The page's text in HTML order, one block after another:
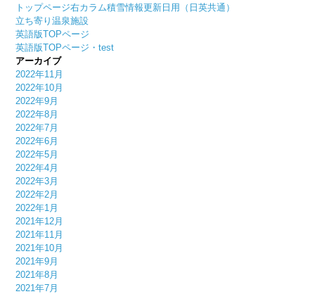
トップページ右カラム積雪情報更新日用（日英共通）
立ち寄り温泉施設
英語版TOPページ
英語版TOPページ・test
アーカイブ
2022年11月
2022年10月
2022年9月
2022年8月
2022年7月
2022年6月
2022年5月
2022年4月
2022年3月
2022年2月
2022年1月
2021年12月
2021年11月
2021年10月
2021年9月
2021年8月
2021年7月